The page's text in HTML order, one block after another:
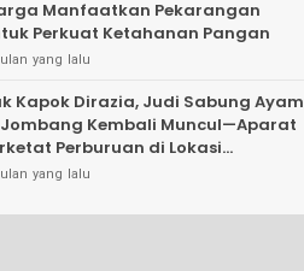
Manfaatkan Pekarangan
Perkuat Ketahanan Pangan
yang lalu
Kapok Dirazia, Judi Sabung Ayam
Kembali Muncul—Aparat
Perburuan di Lokasi
yang lalu